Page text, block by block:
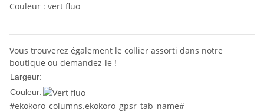
Couleur : vert fluo
Vous trouverez également le collier assorti dans notre
boutique ou demandez-le !
Largeur:
Couleur:
#ekokoro_columns.ekokoro_gpsr_tab_name#